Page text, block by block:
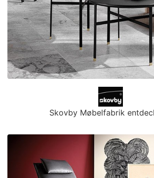
Skovby Møbelfabrik